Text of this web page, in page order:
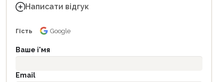
Написати відгук
Гість Google
Ваше і'мя
Email